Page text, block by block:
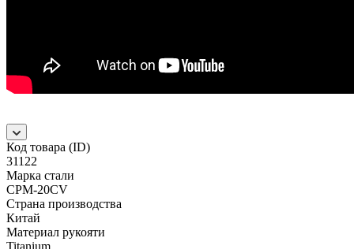
Код товара (ID)
31122
Марка стали
CPM-20CV
Страна производства
Китай
Материал рукояти
Titanium